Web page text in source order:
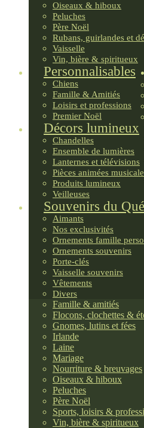
Oiseaux & hiboux
Peluches
Père Noël
Rubans, guirlandes et
Vaisselle
Vin, bière & spiritueux
Personnalisables
Chiens
Famille & Amitiés
Loisirs et professions
Premier Noël
Décors lumineux
Chandelles
Ensemble de lumières
Lanternes et télévisions
Pièces animées
Produits lumineux
Veilleuses
Souvenirs du
Aimants
Nos exclusivités
Ornements famille
Ornements souvenirs
Porte-clés
Vaisselle souvenirs
Vêtements
Divers
Famille & amitiés
Flocons, clochettes &
Gnomes, lutins et fées
Irlande
Laine
Mariage
Nourriture & breuvages
Oiseaux & hiboux
Peluches
Père Noël
Sports, loisirs &
Vin, bière & spiritueux